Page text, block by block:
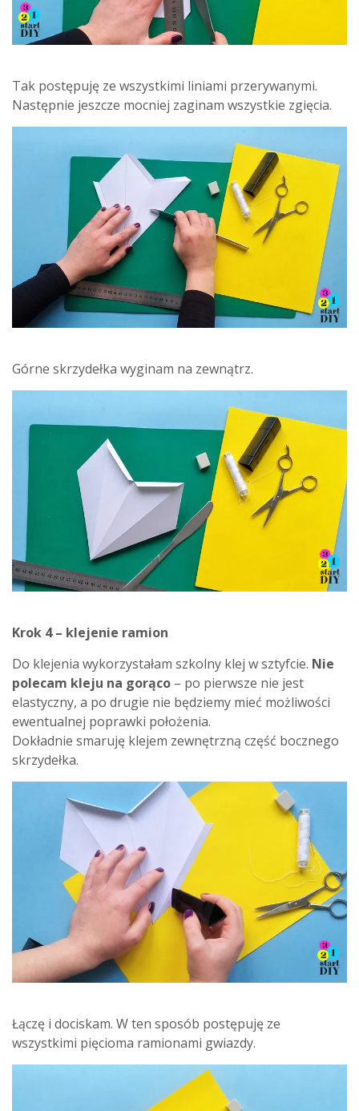
Tak postępuję ze wszystkimi liniami przerywanymi.
Następnie jeszcze mocniej zaginam wszystkie zgięcia.
Górne skrzydełka wyginam na zewnątrz.
Krok 4 – klejenie ramion
Do klejenia wykorzystałam szkolny klej w sztyfcie. Nie
polecam kleju na gorąco – po pierwsze nie jest
elastyczny, a po drugie nie będziemy mieć możliwości
ewentualnej poprawki położenia.
Dokładnie smaruję klejem zewnętrzną część bocznego
skrzydełka.
Łączę i dociskam. W ten sposób postępuję ze
wszystkimi pięcioma ramionami gwiazdy.